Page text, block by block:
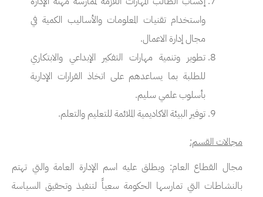
واستخدام تقنيات المعلومات والأساليب الكمية في
مجال إدارة الاعمال.
تطوير وتنمية مهارات التفكير الإبداعي والابتكاري
للطلبة بما يساعدهم على اتخاذ القرارات الإدارية
بأسلوب علمي سليم.
توفير البيئة الاكاديمية الملائمة للتعليم والتعلم.
مجالات القسم:
مجال القطاع العام: ويطلق عليه اسم الإدارة العامة والتي تهتم
بالنشاطات التي تمارسها الحكومة سعياً لتنفيذ وتحقيق السياسة